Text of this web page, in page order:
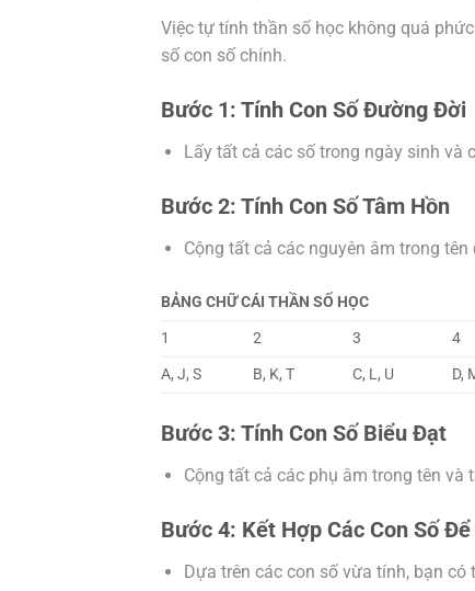
Việc tự tính thần số học không quá
số con số chính.
Bước 1: Tính Con Số Đường Đời
Lấy tất cả các số trong ngày sinh và
Bước 2: Tính Con Số Tâm Hồn
Cộng tất cả các nguyên âm trong
BẢNG CHỮ CÁI THẦN SỐ HỌC
1
2 3 4
A, J, S
B, K, T C, L, U D,
Bước 3: Tính Con Số Biểu Đạt
Cộng tất cả các phụ âm trong tên
Bước 4: Kết Hợp Các Con Số
Dựa trên các con số vừa tính, bạn